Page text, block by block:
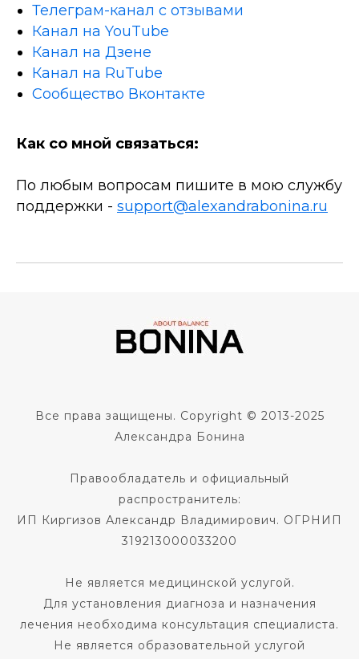
Телеграм-канал с отзывами
Канал на YouTube
Канал на Дзене
Канал на RuTube
Сообщество Вконтакте
Как со мной связаться:
По любым вопросам пишите в мою службу
поддержки - support@alexandrabonina.ru
Все права защищены. Copyright © 2013-2025
Александра Бонина
Правообладатель и официальный
распространитель:
ИП Киргизов Александр Владимирович. ОГРНИП
319213000033200
Не является медицинской услугой.
Для установления диагноза и назначения
лечения необходима консультация специалиста.
Не является образовательной услугой